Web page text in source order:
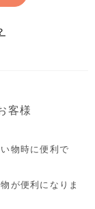
客様
物時に便利で
が便利になりま